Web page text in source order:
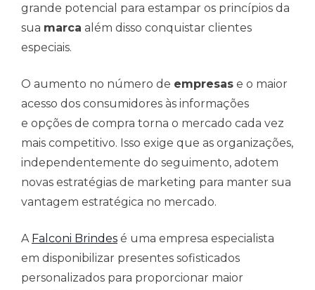
grande potencial para estampar os princípios da
sua marca além disso conquistar clientes
especiais.
O aumento no número de empresas e o maior
acesso dos consumidores às informações
e opções de compra torna o mercado cada vez
mais competitivo. Isso exige que as organizações,
independentemente do seguimento, adotem
novas estratégias de marketing para manter sua
vantagem estratégica no mercado.
A Falconi Brindes é uma empresa especialista
em disponibilizar presentes sofisticados
personalizados para proporcionar maior